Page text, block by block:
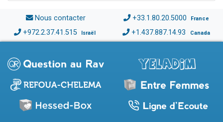
Nous contacter +33.1.80.20.5000 France
+972.2.37.41.515 Israël +1.437.887.14.93 Canada